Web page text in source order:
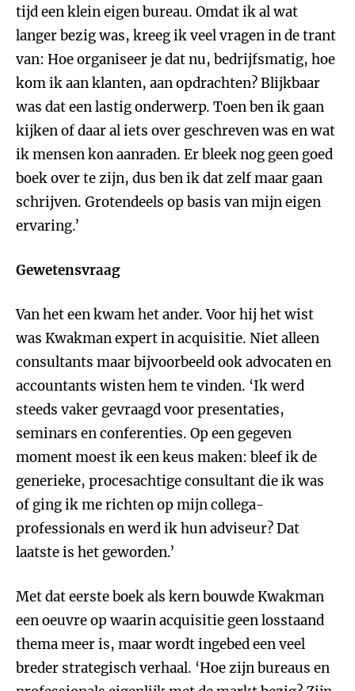
tijd een klein eigen bureau. Omdat ik al wat
langer bezig was, kreeg ik veel vragen in de trant
van: Hoe organiseer je dat nu, bedrijfsmatig, hoe
kom ik aan klanten, aan opdrachten? Blijkbaar
was dat een lastig onderwerp. Toen ben ik gaan
kijken of daar al iets over geschreven was en wat
ik mensen kon aanraden. Er bleek nog geen goed
boek over te zijn, dus ben ik dat zelf maar gaan
schrijven. Grotendeels op basis van mijn eigen
ervaring.’
Gewetensvraag
Van het een kwam het ander. Voor hij het wist
was Kwakman expert in acquisitie. Niet alleen
consultants maar bijvoorbeeld ook advocaten en
accountants wisten hem te vinden. ‘Ik werd
steeds vaker gevraagd voor presentaties,
seminars en conferenties. Op een gegeven
moment moest ik een keus maken: bleef ik de
generieke, procesachtige consultant die ik was
of ging ik me richten op mijn collega-
professionals en werd ik hun adviseur? Dat
laatste is het geworden.’
Met dat eerste boek als kern bouwde Kwakman
een oeuvre op waarin acquisitie geen losstaand
thema meer is, maar wordt ingebed een veel
breder strategisch verhaal. ‘Hoe zijn bureaus en